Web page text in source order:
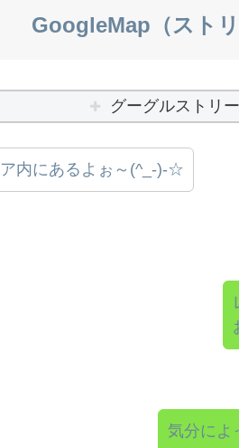
GoogleMap（ストリ
グーグルストリ
内にあるよぉ～(^_-)-☆
気分によ